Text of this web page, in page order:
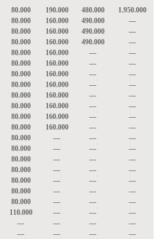
80.000
80.000
80.000
80.000
80.000
80.000
80.000
80.000
80.000
80.000
80.000
80.000
80.000
80.000
80.000
80.000
80.000
80.000
80.000
110.000
—
—
190.000
160.000
160.000
160.000
160.000
160.000
160.000
160.000
160.000
160.000
160.000
160.000
—
—
—
—
—
—
—
—
—
—
480.000
490.000
490.000
490.000
—
—
—
—
—
—
—
—
—
—
—
—
—
—
—
—
—
—
1.950.000
—
—
—
—
—
—
—
—
—
—
—
—
—
—
—
—
—
—
—
—
—